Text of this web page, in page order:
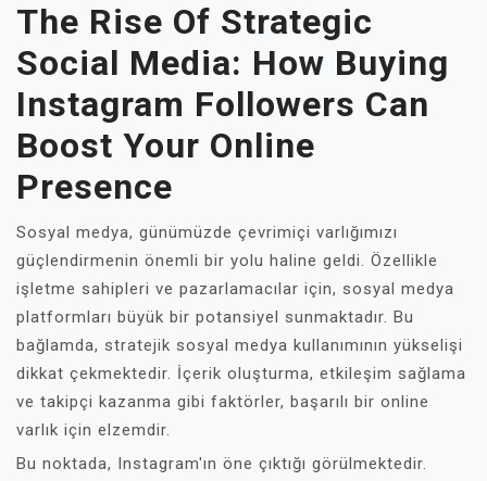
The Rise Of Strategic
Social Media: How Buying
Instagram Followers Can
Boost Your Online
Presence
Sosyal medya, günümüzde çevrimiçi varlığımızı
güçlendirmenin önemli bir yolu haline geldi. Özellikle
işletme sahipleri ve pazarlamacılar için, sosyal medya
platformları büyük bir potansiyel sunmaktadır. Bu
bağlamda, stratejik sosyal medya kullanımının yükselişi
dikkat çekmektedir. İçerik oluşturma, etkileşim sağlama
ve takipçi kazanma gibi faktörler, başarılı bir online
varlık için elzemdir.
Bu noktada, Instagram'ın öne çıktığı görülmektedir.